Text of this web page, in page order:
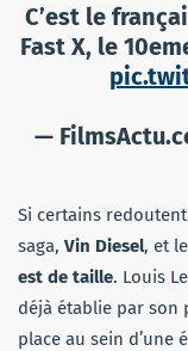
C’est le
Fast X, le
—
Si certains
saga, Vin Diesel, et
est de taille. Louis
déjà établie par son
place au sein d’une